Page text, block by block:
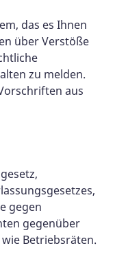
das es Ihnen
über Verstöße
zu melden.
aus
gegen
gegenüber
Betriebsräten.